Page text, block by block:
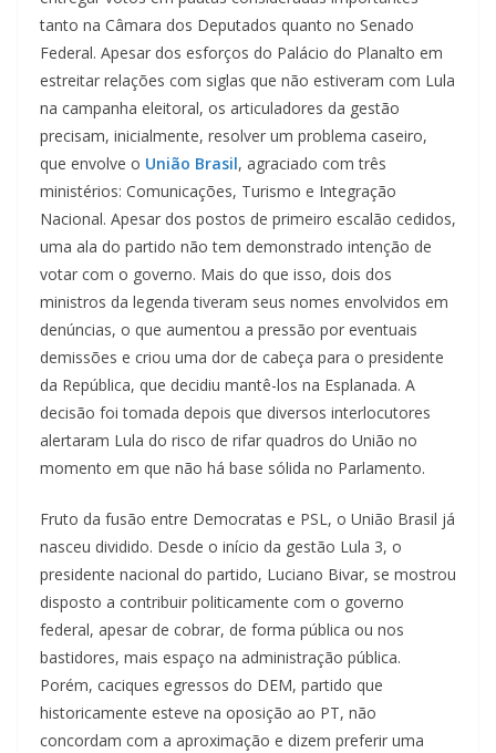
tanto na Câmara dos Deputados quanto no Senado
Federal. Apesar dos esforços do Palácio do Planalto em
estreitar relações com siglas que não estiveram com Lula
na campanha eleitoral, os articuladores da gestão
precisam, inicialmente, resolver um problema caseiro,
que envolve o União Brasil, agraciado com três
ministérios: Comunicações, Turismo e Integração
Nacional. Apesar dos postos de primeiro escalão cedidos,
uma ala do partido não tem demonstrado intenção de
votar com o governo. Mais do que isso, dois dos
ministros da legenda tiveram seus nomes envolvidos em
denúncias, o que aumentou a pressão por eventuais
demissões e criou uma dor de cabeça para o presidente
da República, que decidiu mantê-los na Esplanada. A
decisão foi tomada depois que diversos interlocutores
alertaram Lula do risco de rifar quadros do União no
momento em que não há base sólida no Parlamento.
Fruto da fusão entre Democratas e PSL, o União Brasil já
nasceu dividido. Desde o início da gestão Lula 3, o
presidente nacional do partido, Luciano Bivar, se mostrou
disposto a contribuir politicamente com o governo
federal, apesar de cobrar, de forma pública ou nos
bastidores, mais espaço na administração pública.
Porém, caciques egressos do DEM, partido que
historicamente esteve na oposição ao PT, não
concordam com a aproximação e dizem preferir uma